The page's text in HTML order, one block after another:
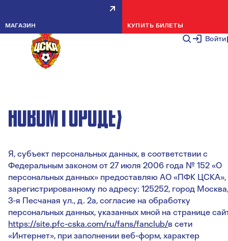
Войти
МАГАЗИН КУПИТЬ БИЛЕТЫ
СОГЛАСИЕ НА ОБРАБОТКУ
ПЕРСОНАЛЬНЫХ ДАННЫХ
(ЗАЯВКА НА СОЗДАНИЕ НОВОГО
НОВОМ ГОРОДЕ)
Я, субъект персональных данных, в соответствии с
Федеральным законом от 27 июля 2006 года № 152 «О
персональных данных» предоставляю АО «ПФК ЦСКА»,
зарегистрированному по адресу: 125252, город Москва,
3-я Песчаная ул., д. 2а, согласие на обработку
персональных данных, указанных мной на странице
https://site.pfc-cska.com/ru/fans/fanclub/в сети
«Интернет», при заполнении веб-форм, характер